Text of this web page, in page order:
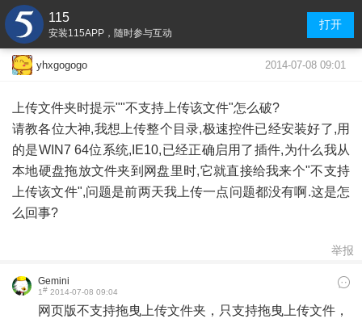
115
安装115APP，随时参与互动
打开
yhxgogogo 2014-07-08 09:01
上传文件夹时提示""不支持上传该文件"怎么破?
请教各位大神,我想上传整个目录,极速控件已经安装好了,用
的是WIN7 64位系统,IE10,已经正确启用了插件,为什么我从
本地硬盘拖放文件夹到网盘里时,它就直接给我来个"不支持
上传该文件",问题是前两天我上传一点问题都没有啊.这是怎
么回事?
举报
Gemini
1# 2014-07-08 09:04
网页版不支持拖曳上传文件夹，只支持拖曳上传文件，